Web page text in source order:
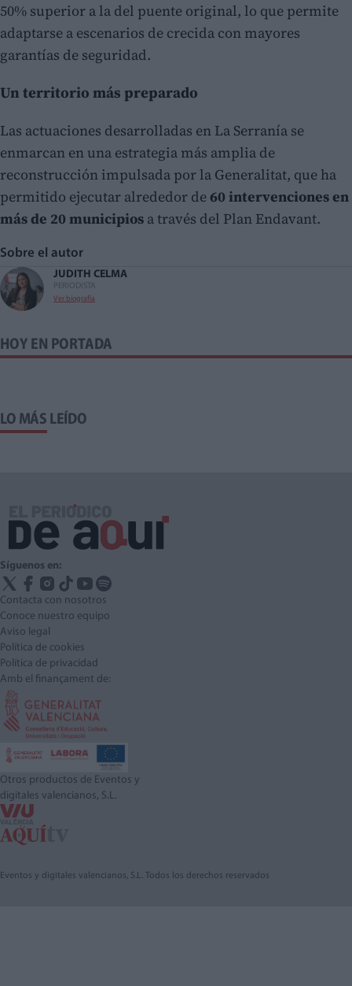
50% superior a la del puente original, lo que permite
adaptarse a escenarios de crecida con mayores
garantías de seguridad.
Un territorio más preparado
Las actuaciones desarrolladas en La Serranía se
enmarcan en una estrategia más amplia de
reconstrucción impulsada por la Generalitat, que ha
permitido ejecutar alrededor de60 intervenciones en
más de 20 municipios a través del Plan Endavant.
Sobre el autor
JUDITH CELMA
PERIODISTA
Ver biografía
HOY EN PORTADA
LO MÁS LEÍDO
Síguenos en:
Contacta con nosotros
Conoce nuestro equipo
Aviso legal
Política de cookies
Política de privacidad
Amb el finançament de:
Otros productos de Eventos y
digitales valencianos, S.L.
Eventos y digitales valencianos, S.L. Todos los derechos reservados